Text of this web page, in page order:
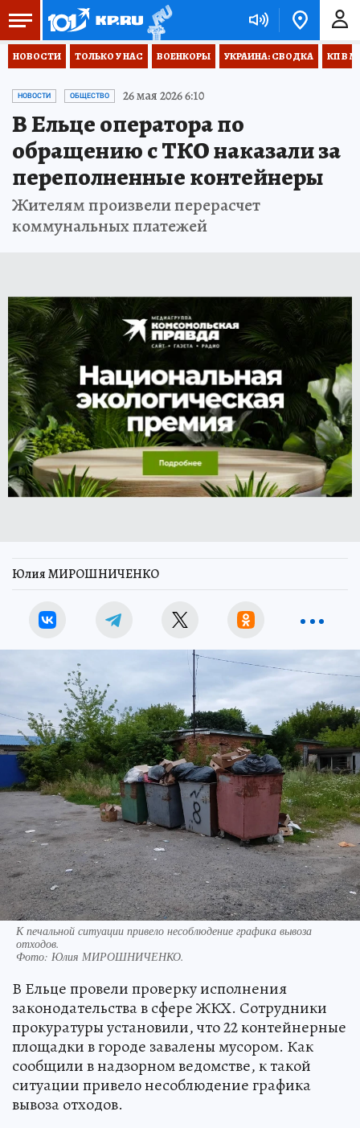
НОВОСТИ ТОЛЬКО У НАС ВОЕНКОРЫ УКРАИНА: СВОДКА КП В
НОВОСТИ ОБЩЕСТВО 26 мая 2026 6:10
В Ельце оператора по
обращению с ТКО наказали за
переполненные контейнеры
Жителям произвели перерасчет
коммунальных платежей
Юлия МИРОШНИЧЕНКО
К печальной ситуации привело несоблюдение графика вывоза
отходов.
Фото: Юлия МИРОШНИЧЕНКО.
В Ельце провели проверку исполнения
законодательства в сфере ЖКХ. Сотрудники
прокуратуры установили, что 22 контейнерные
площадки в городе завалены мусором. Как
сообщили в надзорном ведомстве, к такой
ситуации привело несоблюдение графика
вывоза отходов.